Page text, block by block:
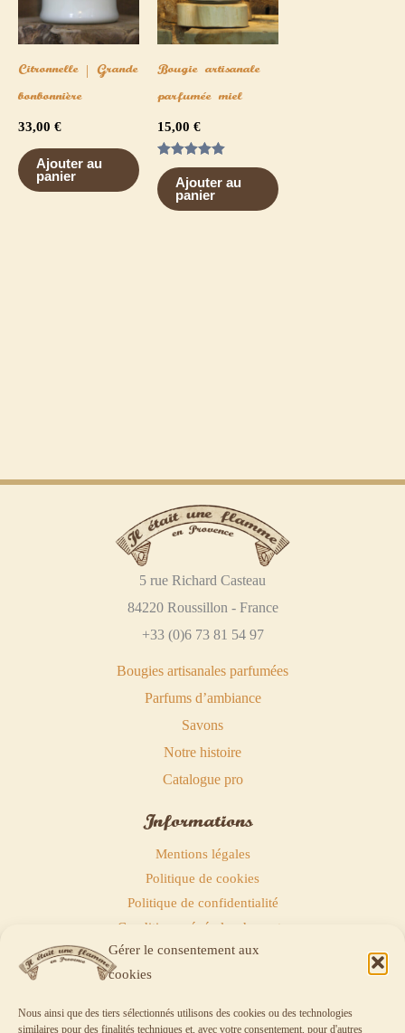
Gérer le consentement aux
cookies
Nous ainsi que des tiers sélectionnés utilisons des cookies ou des technologies
similaires pour des finalités techniques et, avec votre consentement, pour d'autres
Citronnelle | Grande
bonbonnière
33,00 €
Ajouter au
panier
Bougie artisanale
parfumée miel
15,00 €
Note
5.00
sur 5
Ajouter au
panier
5 rue Richard Casteau
84220 Roussillon - France
+33 (0)6 73 81 54 97
Bougies artisanales parfumées
Parfums d’ambiance
Savons
Notre histoire
Catalogue pro
Informations
Mentions légales
Politique de cookies
Politique de confidentialité
Conditions générales de vente
Politique de remboursements